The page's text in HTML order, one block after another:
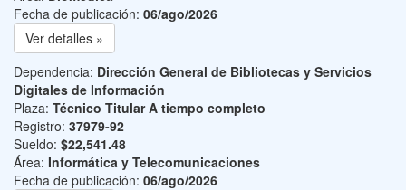
Fecha de publicación: 06/ago/2026
Ver detalles »
Dependencia: Dirección General de Bibliotecas y Servicios
Digitales de Información
Plaza: Técnico Titular A tiempo completo
Registro: 37979-92
Sueldo: $22,541.48
Área: Informática y Telecomunicaciones
Fecha de publicación: 06/ago/2026